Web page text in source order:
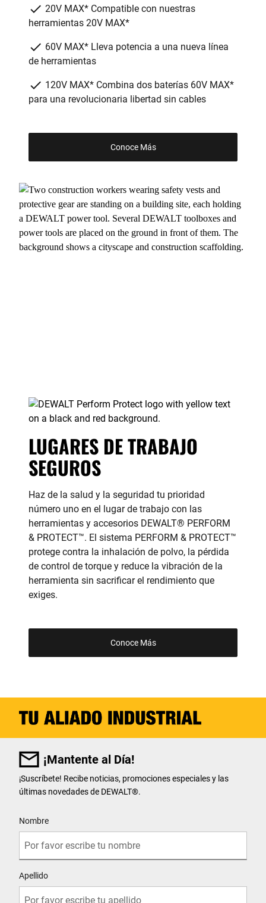
check 20V MAX* Compatible con nuestras
herramientas 20V MAX*
check 60V MAX* Lleva potencia a una nueva línea
de herramientas
check 120V MAX* Combina dos baterías 60V MAX*
para una revolucionaria libertad sin cables
Conoce Más
LUGARES DE TRABAJO
SEGUROS
Haz de la salud y la seguridad tu prioridad
número uno en el lugar de trabajo con las
herramientas y accesorios DEWALT® PERFORM
& PROTECT™. El sistema PERFORM & PROTECT™
protege contra la inhalación de polvo, la pérdida
de control de torque y reduce la vibración de la
herramienta sin sacrificar el rendimiento que
exiges.
Conoce Más
¡Mantente al Día!
¡Suscríbete! Recibe noticias, promociones especiales y las
últimas novedades de DEWALT®.
Nombre
Apellido